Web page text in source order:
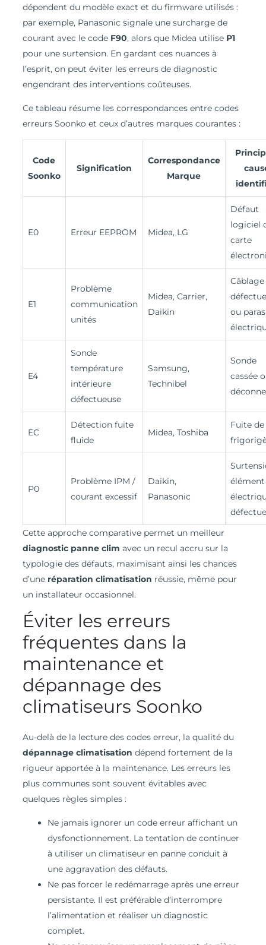
dépendent du modèle exact et du firmware utilisés :
par exemple, Panasonic signale une surcharge de
courant avec le code F90, alors que Midea utilise P1
pour une surtension. En gardant ces nuances à
l’esprit, on peut éviter les erreurs de diagnostic
engendrant des interventions coûteuses.
Ce tableau résume les correspondances entre codes
erreurs Soonko et ceux d’autres marques courantes :
Code
Soonko
Signification
Correspondance
Marque
E0 Erreur EEPROM Midea, LG
Défaut
logiciel
carte
E1
Problème
communication
unités
Midea, Carrier,
Daikin
Câblage
ou
E4
Sonde
température
intérieure
défectueuse
Samsung,
Technibel
Sonde
cassée
EC
Détection fuite
fluide
Midea, Toshiba
Fuite de
P0
Problème IPM /
courant excessif
Daikin,
Panasonic
élément
Cette approche comparative permet un meilleur
diagnostic panne clim avec un recul accru sur la
typologie des défauts, maximisant ainsi les chances
d’une réparation climatisation réussie, même pour
un installateur occasionnel.
Éviter les erreurs
fréquentes dans la
maintenance et
dépannage des
climatiseurs Soonko
Au-delà de la lecture des codes erreur, la qualité du
dépannage climatisation dépend fortement de la
rigueur apportée à la maintenance. Les erreurs les
plus communes sont souvent évitables avec
quelques règles simples :
Ne jamais ignorer un code erreur affichant un
dysfonctionnement. La tentation de continuer
à utiliser un climatiseur en panne conduit à
une aggravation des défauts.
Ne pas forcer le redémarrage après une erreur
persistante. Il est préférable d’interrompre
l’alimentation et réaliser un diagnostic
complet.